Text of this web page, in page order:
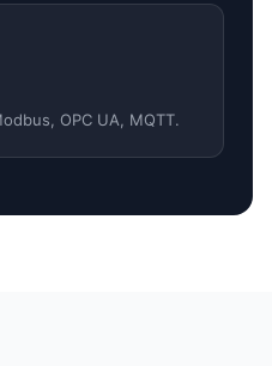
OPC UA, MQTT.